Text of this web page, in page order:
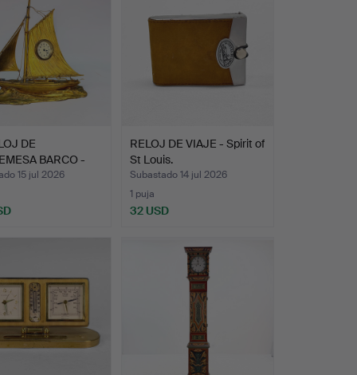
DE
BARCO -
dorado, J…
15 jul 2026
RELOJ DE VIAJE - Spirit of
St Louis.
Subastado 14 jul 2026
1 puja
32 USD